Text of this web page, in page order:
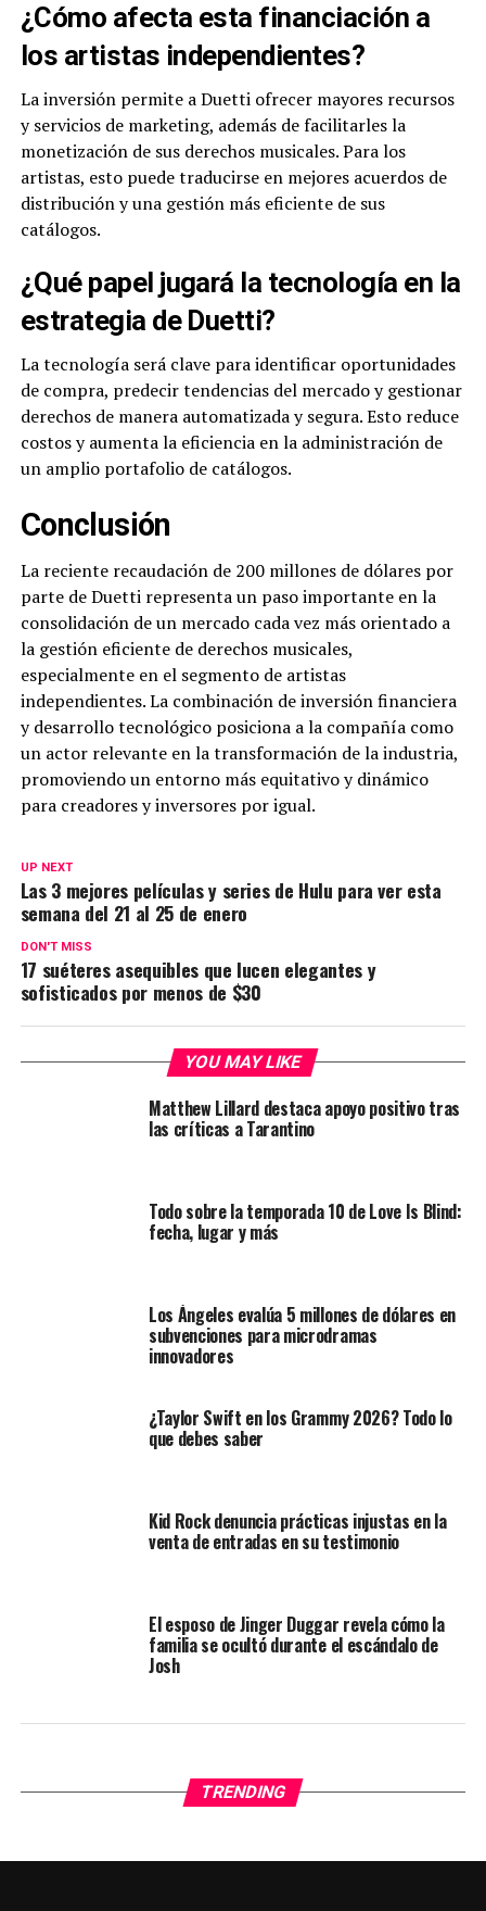
¿Cómo afecta esta financiación a
los artistas independientes?
La inversión permite a Duetti ofrecer mayores recursos
y servicios de marketing, además de facilitarles la
monetización de sus derechos musicales. Para los
artistas, esto puede traducirse en mejores acuerdos de
distribución y una gestión más eficiente de sus
catálogos.
¿Qué papel jugará la tecnología en la
estrategia de Duetti?
La tecnología será clave para identificar oportunidades
de compra, predecir tendencias del mercado y gestionar
derechos de manera automatizada y segura. Esto reduce
costos y aumenta la eficiencia en la administración de
un amplio portafolio de catálogos.
Conclusión
La reciente recaudación de 200 millones de dólares por
parte de Duetti representa un paso importante en la
consolidación de un mercado cada vez más orientado a
la gestión eficiente de derechos musicales,
especialmente en el segmento de artistas
independientes. La combinación de inversión financiera
y desarrollo tecnológico posiciona a la compañía como
un actor relevante en la transformación de la industria,
promoviendo un entorno más equitativo y dinámico
para creadores y inversores por igual.
UP NEXT
Las 3 mejores películas y series de Hulu para ver esta
semana del 21 al 25 de enero
DON'T MISS
17 suéteres asequibles que lucen elegantes y
sofisticados por menos de $30
YOU MAY LIKE
Matthew Lillard destaca apoyo positivo tras
las críticas a Tarantino
Todo sobre la temporada 10 de Love Is Blind:
fecha, lugar y más
Los Ángeles evalúa 5 millones de dólares en
subvenciones para microdramas
innovadores
¿Taylor Swift en los Grammy 2026? Todo lo
que debes saber
Kid Rock denuncia prácticas injustas en la
venta de entradas en su testimonio
El esposo de Jinger Duggar revela cómo la
familia se ocultó durante el escándalo de
Josh
TRENDING